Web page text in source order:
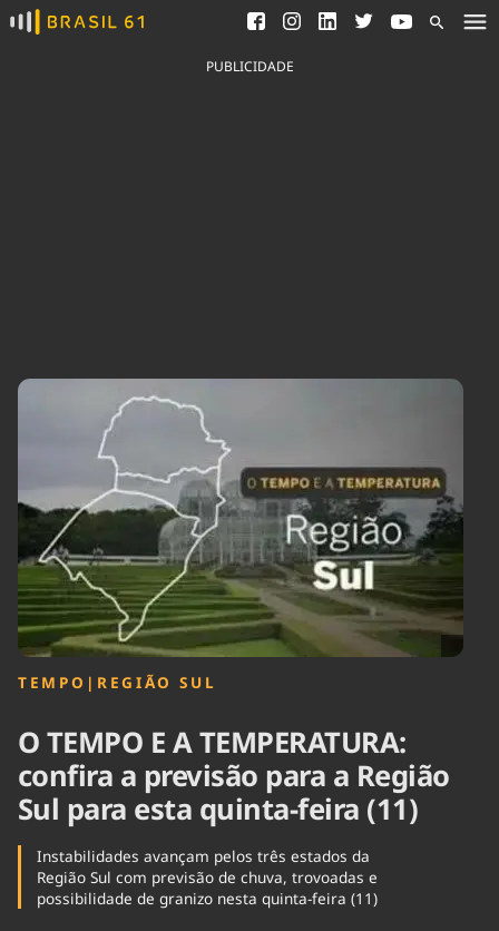
Ver todas as notícias
Saneamento
Indicadores
Brasil Mineral
Ciência &
Tecnologia
Cinema
Comportamento
Cultura
Economia
Educação
Infraestrutura
Internacional
Política
Saúde
Tempo
PUBLICIDADE
TEMPO | REGIÃO SUL
O TEMPO E A TEMPERATURA:
confira a previsão para a Região
Sul para esta quinta-feira (11)
Instabilidades avançam pelos três estados da
Região Sul com previsão de chuva, trovoadas e
possibilidade de granizo nesta quinta-feira (11)